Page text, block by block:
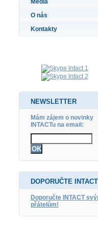
Média
O nás
Kontakty
NEWSLETTER
Mám zájem o novinky
INTACTu na email:
DOPORUČTE INTACT
Doporučte INTACT
přátelům!